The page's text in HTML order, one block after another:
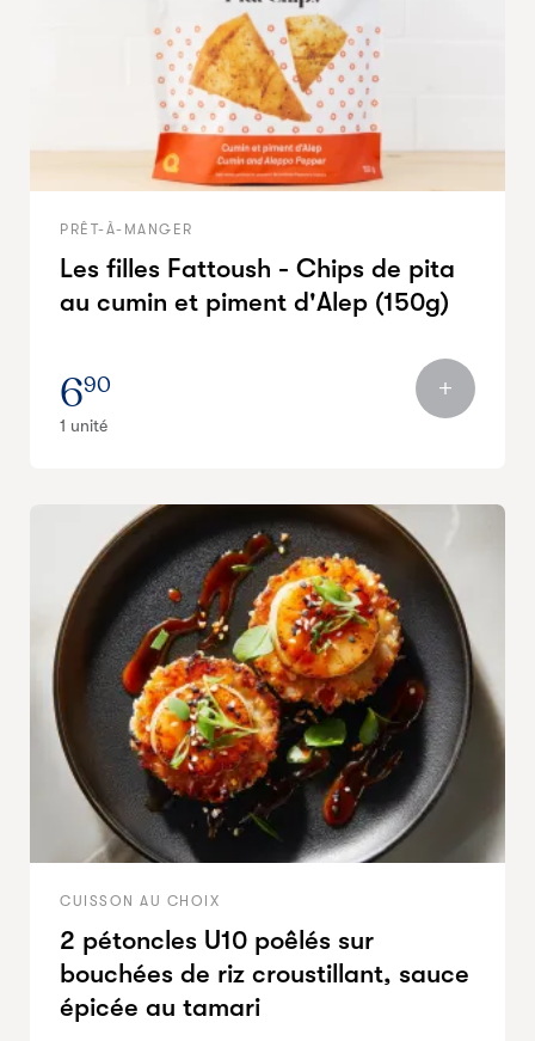
PRÊT-À-MANGER
Les filles Fattoush - Chips de pita
au cumin et piment d'Alep (150g)
690
1 unité
CUISSON AU CHOIX
2 pétoncles U10 poêlés sur
bouchées de riz croustillant, sauce
épicée au tamari